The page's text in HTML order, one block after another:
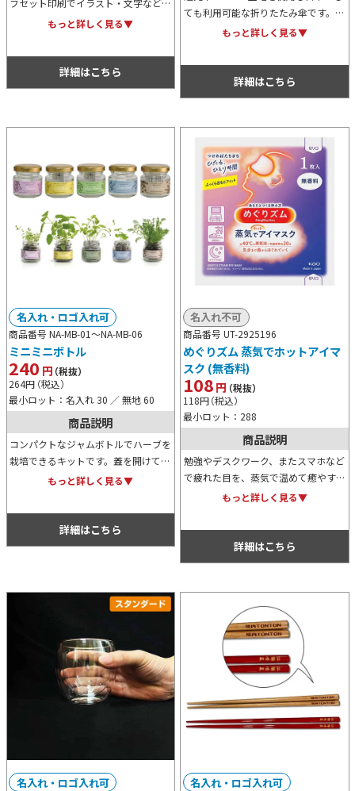
フセット印刷でイラスト・文字などの
オリジナルデザインを自由に入れるこ
もっと詳しく見る▼
詳細はこちら
ても利用可能な折りたたみ傘です。シ
ンプルでスタンダードな無地タイプの
記念用や物販用におすすめです。
もっと詳しく見る▼
詳細はこちら
商品番号 NA-MB-01～NA-MB-06
ミニミニボトル
240 円（税抜）
264円（税込）
最小ロット：名入れ 30 ／ 無地 60
名入れ・ロゴ入れ可
商品説明
コンパクトなジャムボトルでハーブを
栽培できるキットです。蓋を開けてお
湯を注ぐと固形の土がふくらみ、冷め
ト！ラベルはオリジナルプリント可能
もっと詳しく見る▼
詳細はこちら
商品番号 UT-2925196
めぐりズム 蒸気でホットアイマ
スク (無香料)
108円（税抜）
118円（税込）
最小ロット：288
名入れ不可
商品説明
勉強やデスクワーク、またスマホなど
で疲れた目を、蒸気で温めて癒やすア
イマスクの無香料タイプです。開封す
も便利に利用できるかと思います。
もっと詳しく見る▼
詳細はこちら
名入れ・ロゴ入れ可 名入れ・ロゴ入れ可